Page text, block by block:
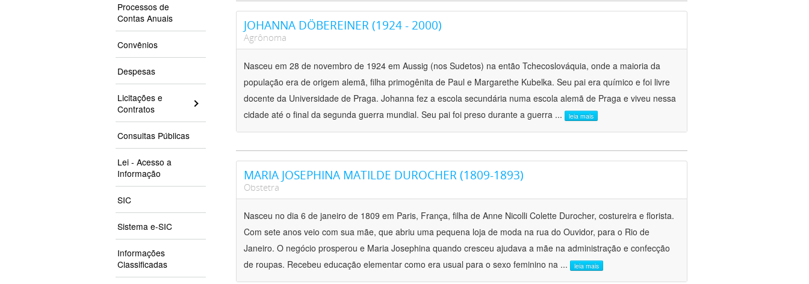
Processos de
Contas Anuais
Convênios
Despesas
Licitações e
Contratos
Consultas Públicas
Lei - Acesso a
Informação
SIC
Sistema e-SIC
Informações
Classificadas
JOHANNA DÖBEREINER (1924 - 2000)
Agrônoma
Nasceu em 28 de novembro de 1924 em Aussig (nos Sudetos) na então Tchecoslováquia, onde a maioria da
população era de origem alemã, filha primogênita de Paul e Margarethe Kubelka. Seu pai era químico e foi livre
docente da Universidade de Praga. Johanna fez a escola secundária numa escola alemã de Praga e viveu nessa
cidade até o final da segunda guerra mundial. Seu pai foi preso durante a guerra ... leia mais
MARIA JOSEPHINA MATILDE DUROCHER (1809-1893)
Obstetra
Nasceu no dia 6 de janeiro de 1809 em Paris, França, filha de Anne Nicolli Colette Durocher, costureira e florista.
Com sete anos veio com sua mãe, que abriu uma pequena loja de moda na rua do Ouvidor, para o Rio de
Janeiro. O negócio prosperou e Maria Josephina quando cresceu ajudava a mãe na administração e confecção
de roupas. Recebeu educação elementar como era usual para o sexo feminino na ... leia mais